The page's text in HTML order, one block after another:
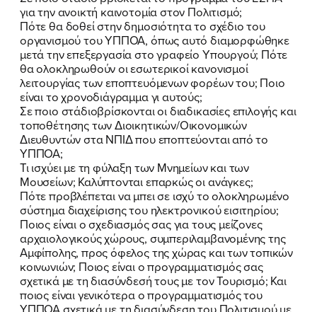
για την ανοικτή καινοτομία στον Πολιτισμό;
Πότε θα δοθεί στην δημοσιότητα το σχέδιο του
οργανισμού του ΥΠΠΟΑ, όπως αυτό διαμορφώθηκε
μετά την επεξεργασία στο γραφείο Υπουργού; Πότε
θα ολοκληρωθούν οι εσωτερικοί κανονισμοί
λειτουργίας των εποπτευόμενων φορέων του; Ποιο
είναι το χρονοδιάγραμμα γι αυτούς;
Σε ποιο στάδιοβρίσκονται οι διαδικασίες επιλογής και
τοποθέτησης των Διοικητικών/Οικονομικών
Διευθυντών στα ΝΠΙΔ που εποπτεύονται από το
ΥΠΠΟΑ;
Τι ισχύει με τη φύλαξη των Μνημείων και των
Μουσείων; Καλύπτονται επαρκώς οι ανάγκες;
Πότε προβλέπεται να μπει σε ισχύ το ολοκληρωμένο
σύστημα διαχείρισης του ηλεκτρονικού εισιτηρίου;
Ποιος είναι ο σχεδιασμός σας για τους μείζονες
αρχαιολογικούς χώρους, συμπεριλαμβανομένης της
Αμφίπολης, προς όφελος της χώρας και των τοπικών
κοινωνιών; Ποιος είναι ο προγραμματισμός σας
σχετικά με τη διασύνδεσή τους με τον Τουρισμό; Και
ποιος είναι γενικότερα ο προγραμματισμός του
ΥΠΠΟΑ σχετικά με τη διασύνδεση του Πολιτισμού με